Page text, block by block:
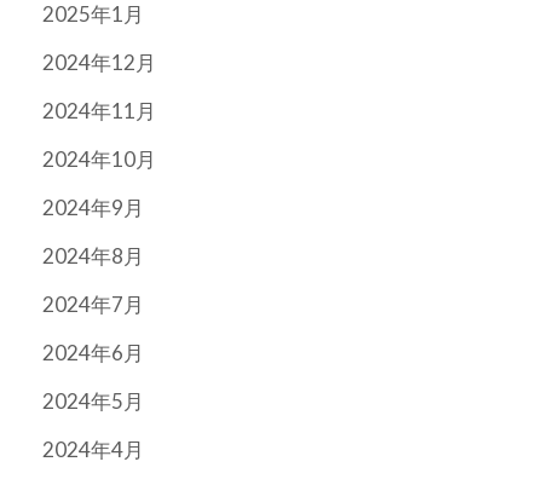
2025年1月
2024年12月
2024年11月
2024年10月
2024年9月
2024年8月
2024年7月
2024年6月
2024年5月
2024年4月